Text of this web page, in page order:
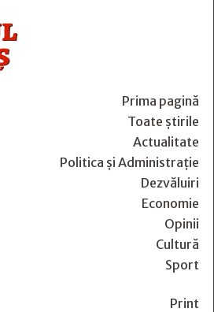
Prima pagină
Toate știrile
Actualitate
Politica și Administrație
Dezvăluiri
Economie
Opinii
Cultură
Sport
Print